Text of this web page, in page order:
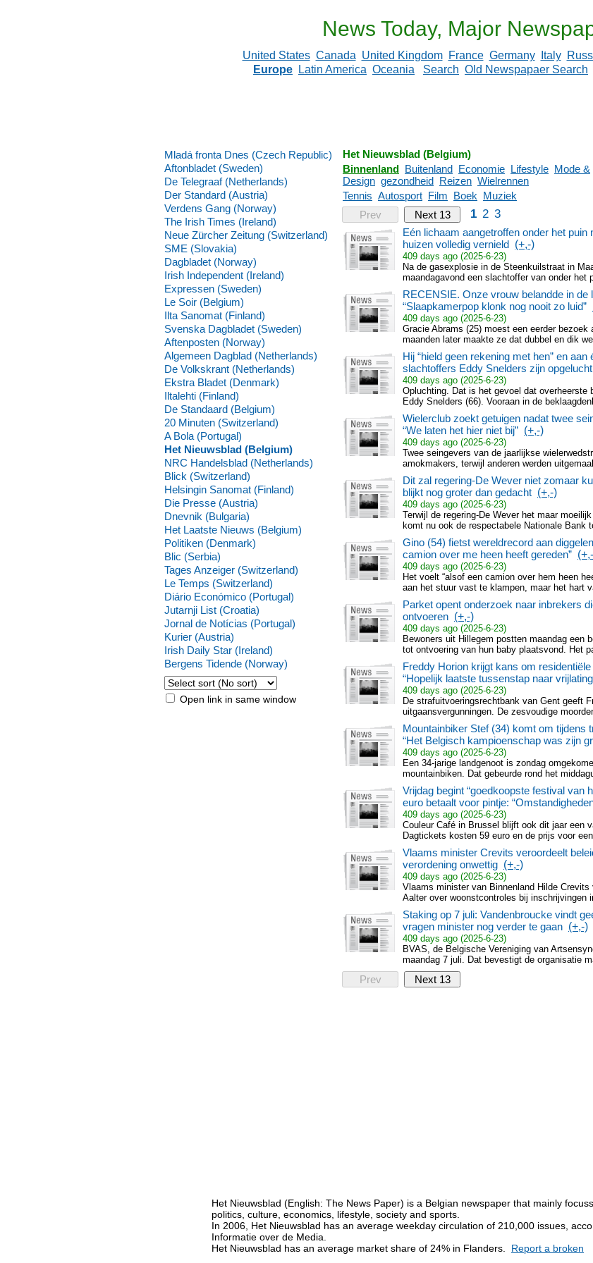
News Today, Major
United States Canada United Kingdom France Germany Italy
Europe
Latin America Oceania Search Old Newspapaer Search
Mladá fronta Dnes (Czech Republic)
Aftonbladet (Sweden)
De Telegraaf (Netherlands)
Der Standard (Austria)
Verdens Gang (Norway)
The Irish Times (Ireland)
Neue Zürcher Zeitung (Switzerland)
SME (Slovakia)
Dagbladet (Norway)
Irish Independent (Ireland)
Expressen (Sweden)
Le Soir (Belgium)
Ilta Sanomat (Finland)
Svenska Dagbladet (Sweden)
Aftenposten (Norway)
Algemeen Dagblad (Netherlands)
De Volkskrant (Netherlands)
Ekstra Bladet (Denmark)
Iltalehti (Finland)
De Standaard (Belgium)
20 Minuten (Switzerland)
A Bola (Portugal)
Het Nieuwsblad (Belgium)
NRC Handelsblad (Netherlands)
Blick (Switzerland)
Helsingin Sanomat (Finland)
Die Presse (Austria)
Dnevnik (Bulgaria)
Het Laatste Nieuws (Belgium)
Politiken (Denmark)
Blic (Serbia)
Tages Anzeiger (Switzerland)
Le Temps (Switzerland)
Diário Económico (Portugal)
Jutarnji List (Croatia)
Jornal de Notícias (Portugal)
Kurier (Austria)
Irish Daily Star (Ireland)
Bergens Tidende (Norway)
Open link in same window
Het Nieuwsblad (Belgium)
Binnenland Buitenland Economie Lifestyle Mode &
Design gezondheid Reizen Wielrennen
Tennis Autosport Film Boek Muziek
Prev
Next 13 1 2 3
Eén lichaam aangetroffen onder het
huizen volledig vernield (+,-)
409 days ago (2025-6-23)
Na de gasexplosie in de Steenkuilstraat in
maandagavond een slachtoffer van onder het
RECENSIE. Onze vrouw belandde in
“Slaapkamerpop klonk nog nooit zo luid”
409 days ago (2025-6-23)
Gracie Abrams (25) moest een eerder
maanden later maakte ze dat dubbel en dik
Hij “hield geen rekening met hen” en
slachtoffers Eddy Snelders zijn
409 days ago (2025-6-23)
Opluchting. Dat is het gevoel dat
Eddy Snelders (66). Vooraan in de
Wielerclub zoekt getuigen nadat twee
“We laten het hier niet bij” (+,-)
409 days ago (2025-6-23)
Twee seingevers van de jaarlijkse
amokmakers, terwijl anderen werden
Dit zal regering-De Wever niet zomaar
blijkt nog groter dan gedacht (+,-)
409 days ago (2025-6-23)
Terwijl de regering-De Wever het maar
komt nu ook de respectabele Nationale Bank
Gino (54) fietst wereldrecord aan
camion over me heen heeft gereden”
409 days ago (2025-6-23)
Het voelt “alsof een camion over hem heen
aan het stuur vast te klampen, maar het hart
Parket opent onderzoek naar inbrekers
ontvoeren (+,-)
409 days ago (2025-6-23)
Bewoners uit Hillegem postten maandag een
tot ontvoering van hun baby plaatsvond. Het
Freddy Horion krijgt kans om
“Hopelijk laatste tussenstap naar
409 days ago (2025-6-23)
De strafuitvoeringsrechtbank van Gent geeft
uitgaansvergunningen. De zesvoudige
Mountainbiker Stef (34) komt om tijdens
“Het Belgisch kampioenschap was zijn
409 days ago (2025-6-23)
Een 34-jarige landgenoot is zondag
mountainbiken. Dat gebeurde rond het
Vrijdag begint “goedkoopste festival van
euro betaalt voor pintje:
409 days ago (2025-6-23)
Couleur Café in Brussel blijft ook dit jaar een
Dagtickets kosten 59 euro en de prijs voor
Vlaams minister Crevits veroordeelt
verordening onwettig (+,-)
409 days ago (2025-6-23)
Vlaams minister van Binnenland Hilde
Aalter over woonstcontroles bij inschrijvingen
Staking op 7 juli: Vandenbroucke vindt
vragen minister nog verder te gaan (+,-)
409 days ago (2025-6-23)
BVAS, de Belgische Vereniging van
maandag 7 juli. Dat bevestigt de organisatie
Prev Next 13
Het Nieuwsblad (English: The News Paper) is a Belgian newspaper that mainly
politics, culture, economics, lifestyle, society and sports.
In 2006, Het Nieuwsblad has an average weekday circulation of 210,000 issues,
Informatie over de Media.
Het Nieuwsblad has an average market share of 24% in Flanders.
Report a broken